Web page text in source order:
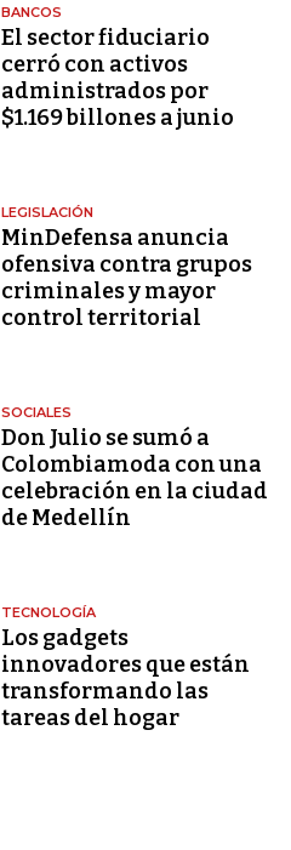
BANCOS
El sector fiduciario
cerró con activos
administrados por
$1.169 billones a junio
LEGISLACIÓN
MinDefensa anuncia
ofensiva contra grupos
criminales y mayor
control territorial
SOCIALES
Don Julio se sumó a
Colombiamoda con una
celebración en la ciudad
de Medellín
TECNOLOGÍA
Los gadgets
innovadores que están
transformando las
tareas del hogar